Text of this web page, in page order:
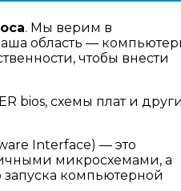
. Мы верим в
область —
чтобы внести
bios, схемы плат и
Interface) — это
микросхемами, а
компьютерной